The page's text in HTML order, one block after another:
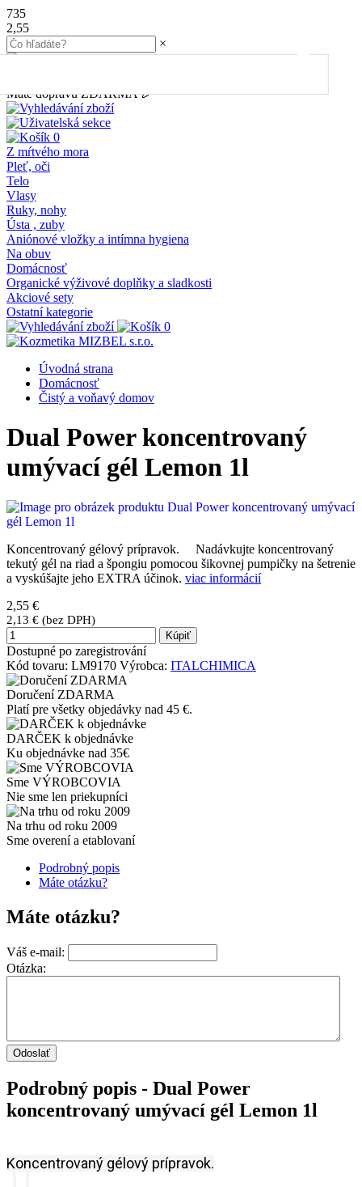
735
2,55
×
Máte dopravu ZDARMA 🎉
0
Z mŕtvého mora
Pleť, oči
Telo
Vlasy
Ruky, nohy
Ústa , zuby
Aniónové vložky a intímna hygiena
Na obuv
Domácnosť
Organické výživové doplňky a sladkosti
Akciové sety
Ostatní kategorie
0
Úvodná strana
Domácnosť
Čistý a voňavý domov
Dual Power koncentrovaný
umývací gél Lemon 1l
Koncentrovaný gélový prípravok. Nadávkujte koncentrovaný
tekutý gél na riad a špongiu pomocou šikovnej pumpičky na šetrenie
a vyskúšajte jeho EXTRA účinok. viac informácií
2,55 €
2,13 € (bez DPH)
Kúpiť
Dostupné po zaregistrování
Kód tovaru: LM9170 Výrobca: ITALCHIMICA
Doručení ZDARMA
Platí pre všetky objedávky nad 45 €.
DARČEK k objednávke
Ku objednávke nad 35€
Sme VÝROBCOVIA
Nie sme len priekupníci
Na trhu od roku 2009
Sme overení a etablovaní
Podrobný popis
Máte otázku?
Máte otázku?
Váš e-mail:
Otázka:
Podrobný popis - Dual Power
koncentrovaný umývací gél Lemon 1l
Koncentrovaný gélový prípravok.